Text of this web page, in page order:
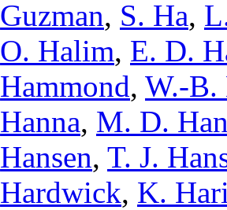
Guzman, S. Ha,
O. Halim, E. D.
Hammond, W.-B.
Hanna, M. D.
Hansen, T. J.
Hardwick, K.